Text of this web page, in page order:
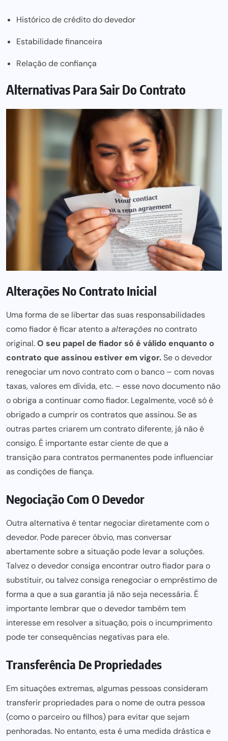
Histórico de crédito do devedor
Estabilidade financeira
Relação de confiança
Alternativas Para Sair Do Contrato
Alterações No Contrato Inicial
Uma forma de se libertar das suas responsabilidades
como fiador é ficar atento a alterações no contrato
original.O seu papel de fiador só é válido enquanto o
contrato que assinou estiver em vigor.Se o devedor
renegociar um novo contrato com o banco – com novas
taxas, valores em dívida, etc. – esse novo documento não
o obriga a continuar como fiador. Legalmente, você só é
obrigado a cumprir os contratos que assinou. Se as
outras partes criarem um contrato diferente, já não é
consigo. É importante estar ciente de que a
transição para contratos permanentes pode influenciar
as condições de fiança.
Negociação Com O Devedor
Outra alternativa é tentar negociar diretamente com o
devedor. Pode parecer óbvio, mas conversar
abertamente sobre a situação pode levar a soluções.
Talvez o devedor consiga encontrar outro fiador para o
substituir, ou talvez consiga renegociar o empréstimo de
forma a que a sua garantia já não seja necessária. É
importante lembrar que o devedor também tem
interesse em resolver a situação, pois o incumprimento
pode ter consequências negativas para ele.
Transferência De Propriedades
Em situações extremas, algumas pessoas consideram
transferir propriedades para o nome de outra pessoa
(como o parceiro ou filhos) para evitar que sejam
penhoradas. No entanto, esta é uma medida drástica e